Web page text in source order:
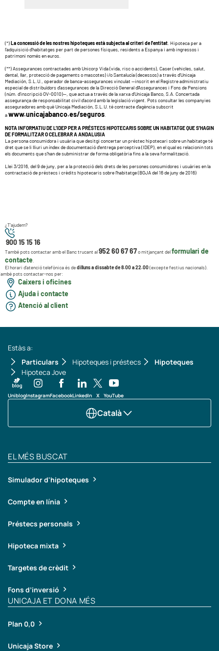
(*)La concessió de les nostres hipoteques està subjecta al criteri de l'entitat . Hipoteca per a
l’adquisició d’habitatges per part de persones físiques, residents a Espanya i amb ingressos i
patrimoni només en euros.
(**) Assegurances contractades amb Unicorp Vida (vida, risc o accidents), Caser (vehicles, salut,
dental, llar, protecció de pagaments o mascotes) i/o Santalucía (decessos) a través d’Unicaja
Mediación, S.L.U., operador de banca-assegurances vinculat —inscrit en el Registre administratiu
especial de distribuïdors d’assegurances de la Direcció General d’Assegurances i Fons de Pensions
(núm. d’inscripció OV-0010)—, que actua a través de la xarxa d’Unicaja Banco, S.A. Concertada
assegurança de responsabilitat civil d’acord amb la legislació vigent. Pots consultar les companyies
asseguradores amb què Unicaja Mediación, S.L.U. té contracte d’agència subscrit
awww.unicajabanco.es/seguros
NOTA INFORMATIU DE L’IDEP PER A PRÉSTECS HIPOTECARIS SOBRE UN HABITATGE QUE S’HAGIN
DE FORMALITZAR O CELEBRAR A ANDALUSIA
La persona consumidora i usuària que desitgi concertar un préstec hipotecari sobre un habitatge té
dret que se li lliuri un índex de documentació d'entrega perceptiva (IDEP), en el qual es relacionin tots
els documents que s'han de subministrar de forma obligatòria fins a la seva formalització.
Llei 3/2016, del 9 de juny, per a la protecció dels drets de les persones consumidores i usuàries en la
contractació de préstecs i crèdits hipotecaris sobre l'habitatge (BOJA del 16 de juny de 2016)
¿T'ajudem?
900 15 15 16
També pots contactar amb el Banc trucant al952 60 67 67o mitjançant delformulari de
contacte
El horari d'atenció telefònica és dedilluns a dissabte de 8.00 a 22.00(excepte festius nacionals).
pots contactar-nos per:
Caixers i oficines
Ajuda i contacte
Atenció al client
Estàs a:
Particulars
Hipoteques i préstecs
Hipoteques
Hipoteca Jove
UniblogInstagramFacebookLinkedIn X YouTube
Català
EL MÉS BUSCAT
Simulador d'hipoteques
Compte en línia
Préstecs personals
Hipoteca mixta
Targetes de crèdit
Fons d’inversió
UNICAJA ET DONA MÉS
Plan 0,0
Unicaja Store